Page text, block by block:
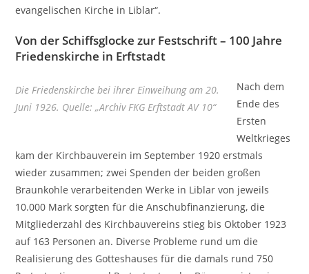
evangelischen Kirche in Liblar“.
Von der Schiffsglocke zur Festschrift – 100 Jahre
Friedenskirche in Erftstadt
Die Friedenskirche bei ihrer Einweihung am 20.
Juni 1926. Quelle: „Archiv FKG Erftstadt AV 10“
Nach dem
Ende des
Ersten
Weltkrieges
kam der Kirchbauverein im September 1920 erstmals
wieder zusammen; zwei Spenden der beiden großen
Braunkohle verarbeitenden Werke in Liblar von jeweils
10.000 Mark sorgten für die Anschubfinanzierung, die
Mitgliederzahl des Kirchbauvereins stieg bis Oktober 1923
auf 163 Personen an. Diverse Probleme rund um die
Realisierung des Gotteshauses für die damals rund 750